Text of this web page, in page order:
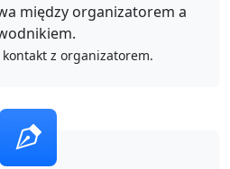
między organizatorem a
z organizatorem.